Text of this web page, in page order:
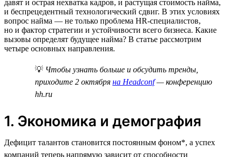
давят и острая нехватка кадров, и растущая стоимость найма,
и беспрецедентный технологический сдвиг. В этих условиях
вопрос найма — не только проблема HR-специалистов,
но и фактор стратегии и устойчивости всего бизнеса. Какие
вызовы определят будущее найма? В статье рассмотрим
четыре основных направления.
💡 Чтобы узнать больше и обсудить тренды,
приходите 2 октября на Headconf— конференцию
hh.ru
1. Экономика и демография
Дефицит талантов становится постоянным фоном*, а успех
компаний теперь напрямую зависит от способности